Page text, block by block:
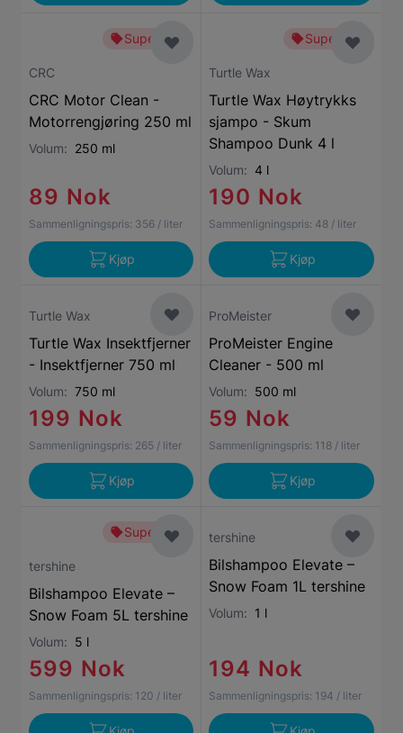
Superbillig
CRC
CRC Motor Clean -
Motorrengjøring 250 ml
Volum: 250 ml
89 Nok
Sammenligningspris: 356 / liter
Kjøp
Superbillig
Turtle Wax
Turtle Wax Høytrykks
sjampo - Skum
Shampoo Dunk 4 l
Volum: 4 l
190 Nok
Sammenligningspris: 48 / liter
Kjøp
Turtle Wax
Turtle Wax Insektfjerner
- Insektfjerner 750 ml
Volum: 750 ml
199 Nok
Sammenligningspris: 265 / liter
Kjøp
ProMeister
ProMeister Engine
Cleaner - 500 ml
Volum: 500 ml
59 Nok
Sammenligningspris: 118 / liter
Kjøp
Superbillig
tershine
Bilshampoo Elevate –
Snow Foam 5L tershine
Volum: 5 l
599 Nok
Sammenligningspris: 120 / liter
tershine
Bilshampoo Elevate –
Snow Foam 1L tershine
Volum: 1 l
194 Nok
Sammenligningspris: 194 / liter